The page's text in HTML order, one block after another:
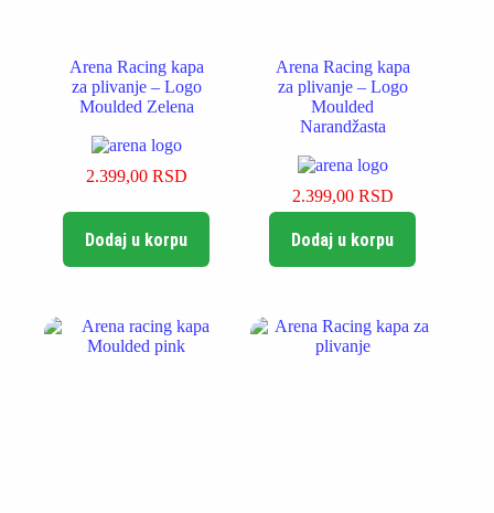
Arena Racing kapa
za plivanje – Logo
Moulded Zelena
2.399,00 RSD
Dodaj u korpu
Arena Racing kapa
za plivanje – Logo
Moulded
Narandžasta
2.399,00 RSD
Dodaj u korpu